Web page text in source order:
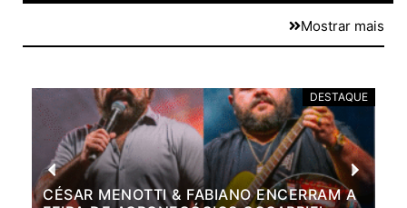
Mostrar mais
DESTAQUE
CÉSAR MENOTTI & FABIANO ENCERRAM A